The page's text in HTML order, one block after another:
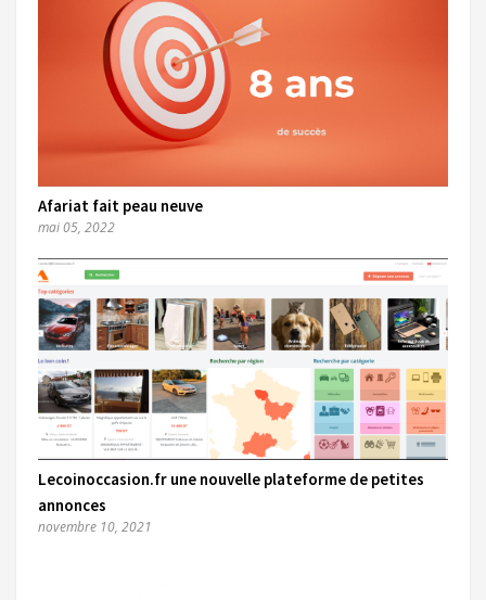
Afariat fait peau neuve
mai 05, 2022
Lecoinoccasion.fr une nouvelle plateforme de petites
annonces
novembre 10, 2021